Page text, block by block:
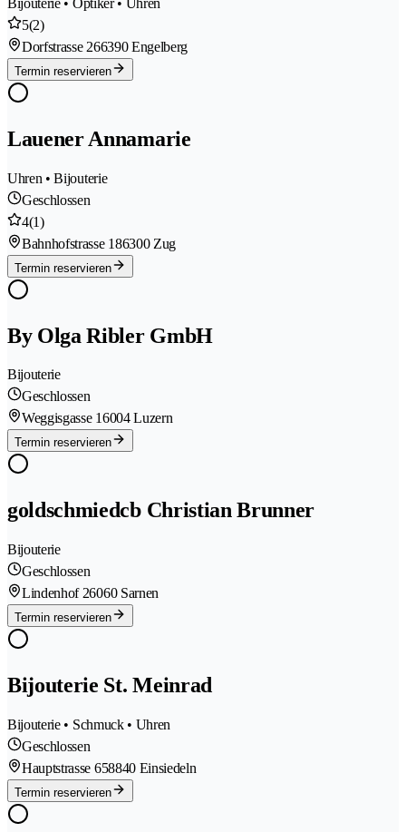
5(2)
Dorfstrasse 266390 Engelberg
Termin reservieren
Lauener Annamarie
Uhren • Bijouterie
Geschlossen
4(1)
Bahnhofstrasse 186300 Zug
Termin reservieren
By Olga Ribler GmbH
Bijouterie
Geschlossen
Weggisgasse 16004 Luzern
Termin reservieren
goldschmiedcb Christian Brunner
Bijouterie
Geschlossen
Lindenhof 26060 Sarnen
Termin reservieren
Bijouterie St. Meinrad
Bijouterie • Schmuck • Uhren
Geschlossen
Hauptstrasse 658840 Einsiedeln
Termin reservieren